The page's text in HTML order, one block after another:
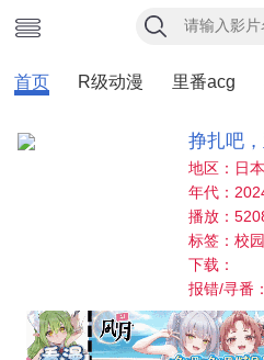
首页 R级动漫 里番acg
挣扎吧
地区：日本
年代：
播放：
标签：校
下载：
报错/寻番